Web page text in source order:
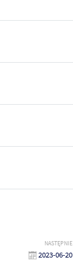
NASTĘPNIE
2023-06-20